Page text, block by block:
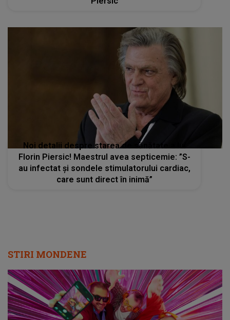
Noi detalii despre starea de sănătate a lui
Florin Piersic! Maestrul avea septicemie: ”S-
au infectat şi sondele stimulatorului cardiac,
care sunt direct în inimă”
STIRI MONDENE